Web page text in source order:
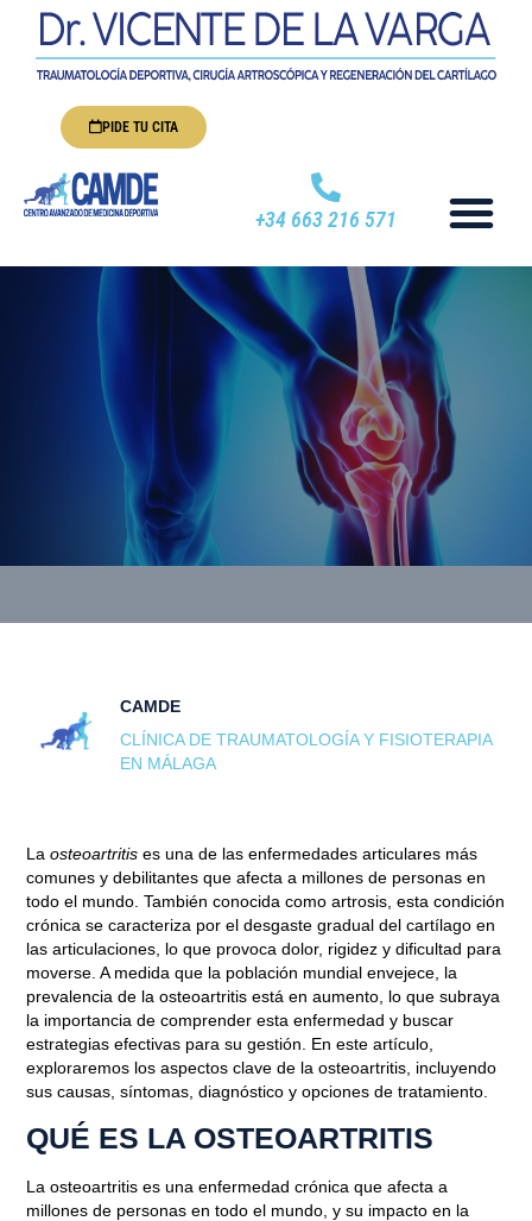
PIDE TU CITA
+34 663 216 571
CAMDE
CLÍNICA DE TRAUMATOLOGÍA Y FISIOTERAPIA
EN MÁLAGA
Laosteoartritis es una de las enfermedades articulares más
comunes y debilitantes que afecta a millones de personas en
todo el mundo. También conocida como artrosis, esta condición
crónica se caracteriza por el desgaste gradual del cartílago en
las articulaciones, lo que provoca dolor, rigidez y dificultad para
moverse. A medida que la población mundial envejece, la
prevalencia de la osteoartritis está en aumento, lo que subraya
la importancia de comprender esta enfermedad y buscar
estrategias efectivas para su gestión. En este artículo,
exploraremos los aspectos clave de la osteoartritis, incluyendo
sus causas, síntomas, diagnóstico y opciones de tratamiento.
QUÉ ES LA OSTEOARTRITIS
La osteoartritis es una enfermedad crónica que afecta a
millones de personas en todo el mundo, y su impacto en la